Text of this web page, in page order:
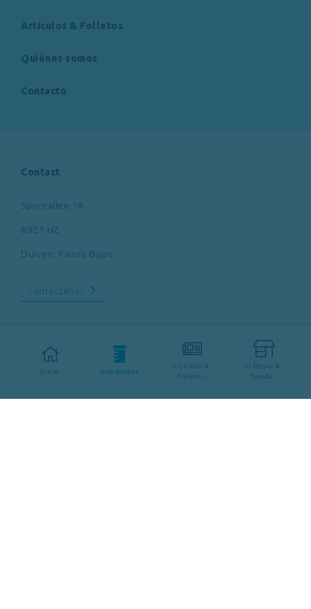
Inicio Productos
Articulos &
Folletos
Al Mayor &
Tienda
Articulos & Folletos
Quiénes somos
Contacto
Contact
Spoorallee 18
6921 HZ
Duiven Países Bajos
contactanos